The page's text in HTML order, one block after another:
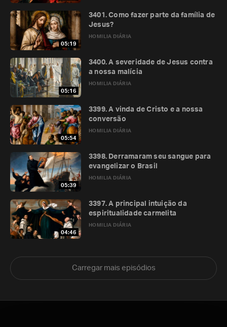
05:19
HOMILIA DIÁRIA
3401. Como fazer parte da família de
Jesus?
05:16
HOMILIA DIÁRIA
3400. A severidade de Jesus contra
a nossa malícia
05:54
HOMILIA DIÁRIA
3399. A vinda de Cristo e a nossa
conversão
05:39
HOMILIA DIÁRIA
3398. Derramaram seu sangue para
evangelizar o Brasil
04:46
HOMILIA DIÁRIA
3397. A principal intuição da
espiritualidade carmelita
Carregar mais episódios